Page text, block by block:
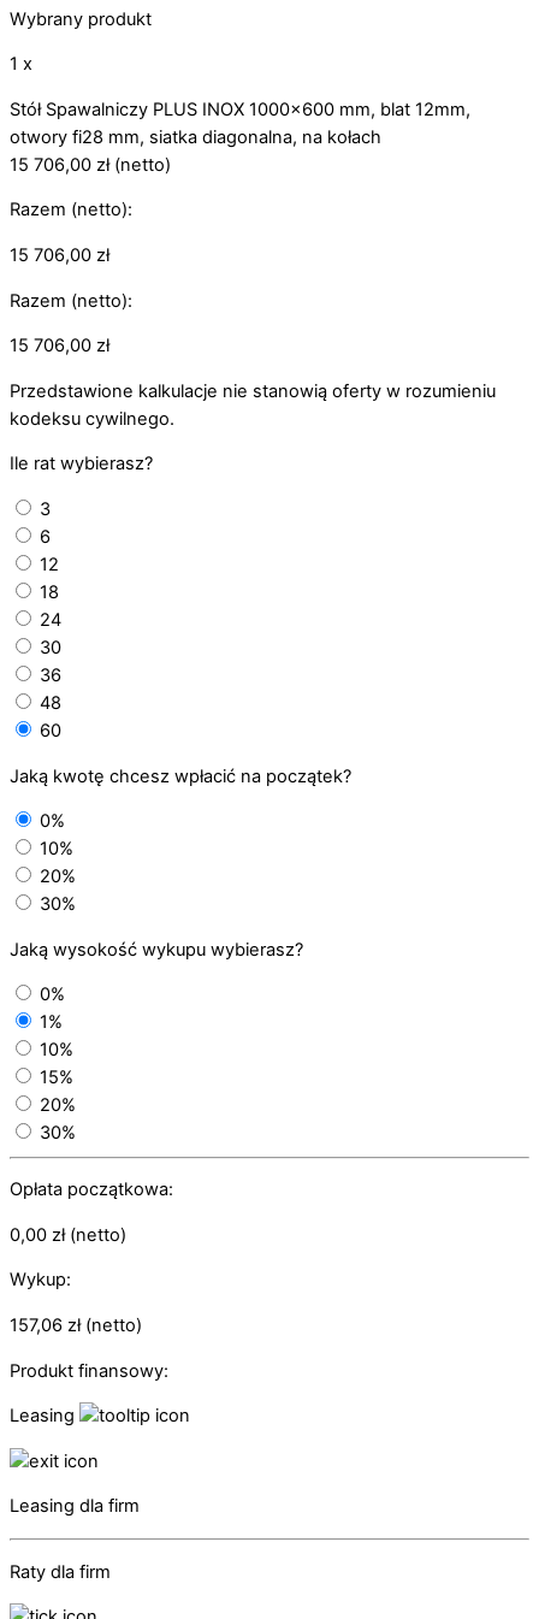
Wybrany produkt
1 x
Stół Spawalniczy PLUS INOX 1000x600 mm, blat 12mm,
otwory fi28 mm, siatka diagonalna, na kołach
15 706,00 zł(netto)
Razem (netto):
15 706,00 zł
Razem (netto):
15 706,00 zł
Przedstawione kalkulacje nie stanowią oferty w rozumieniu
kodeksu cywilnego.
Ile rat wybierasz?
3
6
12
18
24
30
36
48
60
Jaką kwotę chcesz wpłacić na początek?
0%
10%
20%
30%
Jaką wysokość wykupu wybierasz?
0%
1%
10%
15%
20%
30%
Opłata początkowa:
0,00 zł(netto)
Wykup:
157,06 zł(netto)
Produkt finansowy:
Leasing
Leasing dla firm
Raty dla firm